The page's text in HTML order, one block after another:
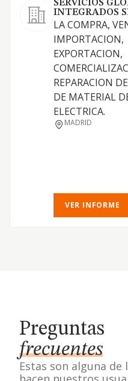
SERVICIOS
INTEGRADOS
LA COMPRA,
IMPORTACION,
EXPORTACION,
REPARACION
DE MATERIAL
ELECTRICA.
MADRID
VER INFORME
Preguntas
frecuentes
Estas son alguna